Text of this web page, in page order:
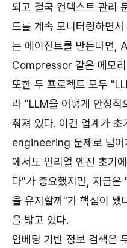
되고 결국 컨텍스트 관리
드를 계속 모니터링하면
는 에이전트를 만든다면
Compressor 같은 메모리
또한 두 프로젝트 모두
라 "LLM을 어떻게 안정적
춰져 있다. 이건 업계가
engineering 문제로 넘어
에서도 언리얼 엔진 초기
다"가 중요했지만, 지금
을 유지할까"가 핵심이 됐
을 밟고 있다.
임베딩 기반 정보 검색은